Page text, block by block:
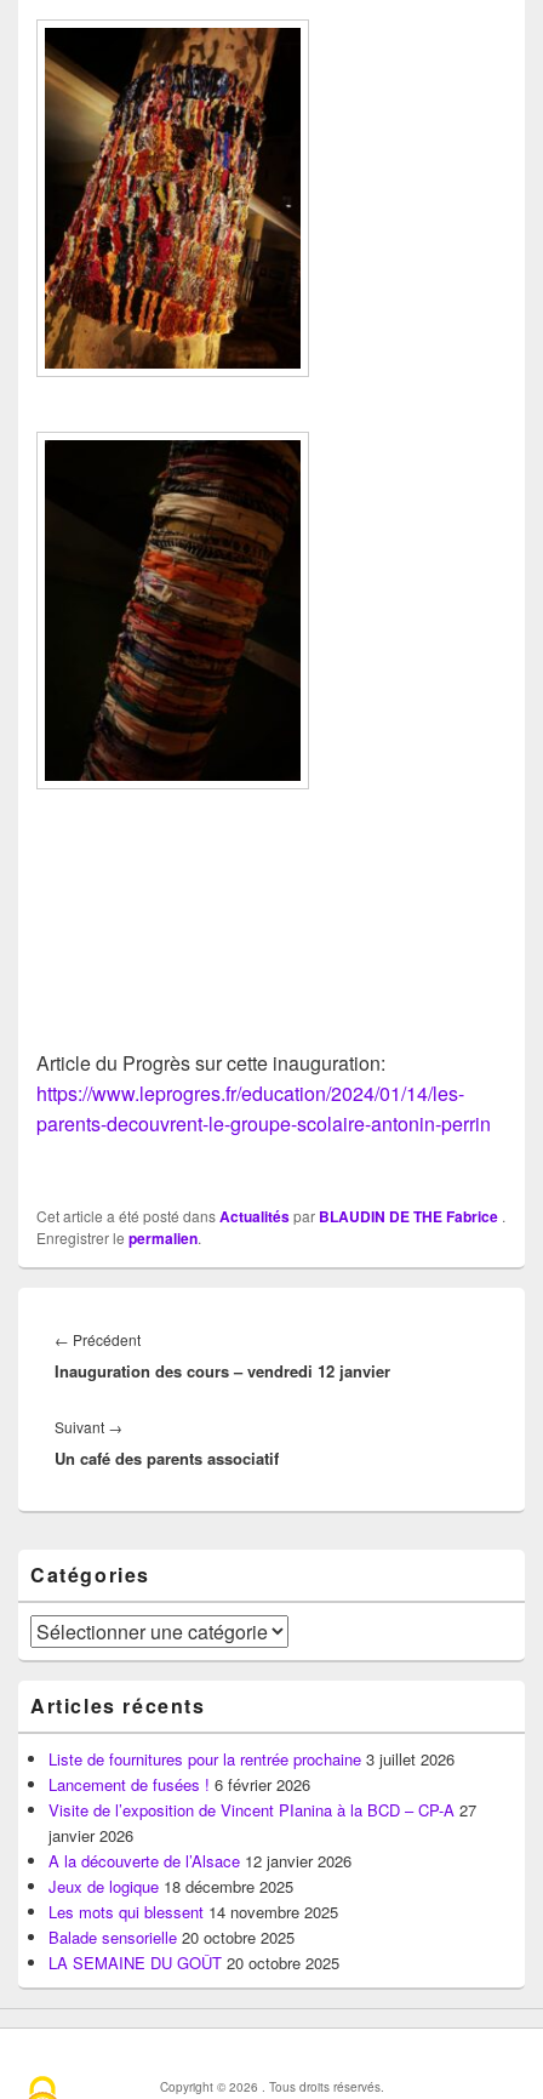
Article du Progrès sur cette inauguration:
https://www.leprogres.fr/education/2024/01/14/les-
parents-decouvrent-le-groupe-scolaire-antonin-perrin
Cet article a été posté dansActualitéspar BLAUDIN DE THE Fabrice .
Enregistrer le permalien.
de
l’article
← PrécédentArticle
précédent :
Inauguration des cours – vendredi 12 janvier
Suivant →
suivant :
Un café des parents associatif
principale
de
widget
pour
la
latérale
Catégories
Catégories
Articles récents
Liste de fournitures pour la rentrée prochaine 3 juillet 2026
Lancement de fusées ! 6 février 2026
Visite de l’exposition de Vincent PIanina à la BCD – CP-A 27
janvier 2026
A la découverte de l’Alsace 12 janvier 2026
Jeux de logique 18 décembre 2025
Les mots qui blessent 14 novembre 2025
Balade sensorielle 20 octobre 2025
LA SEMAINE DU GOÛT 20 octobre 2025
Copyright © 2026 . Tous droits réservés.